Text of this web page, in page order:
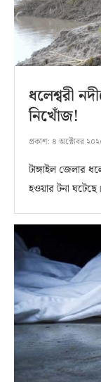
ধলেশ্বরী
নিখোঁজ!
প্রকাশ: ৪ অক্টোবর
টাঙ্গাইল জেলার
হওয়ার টনা